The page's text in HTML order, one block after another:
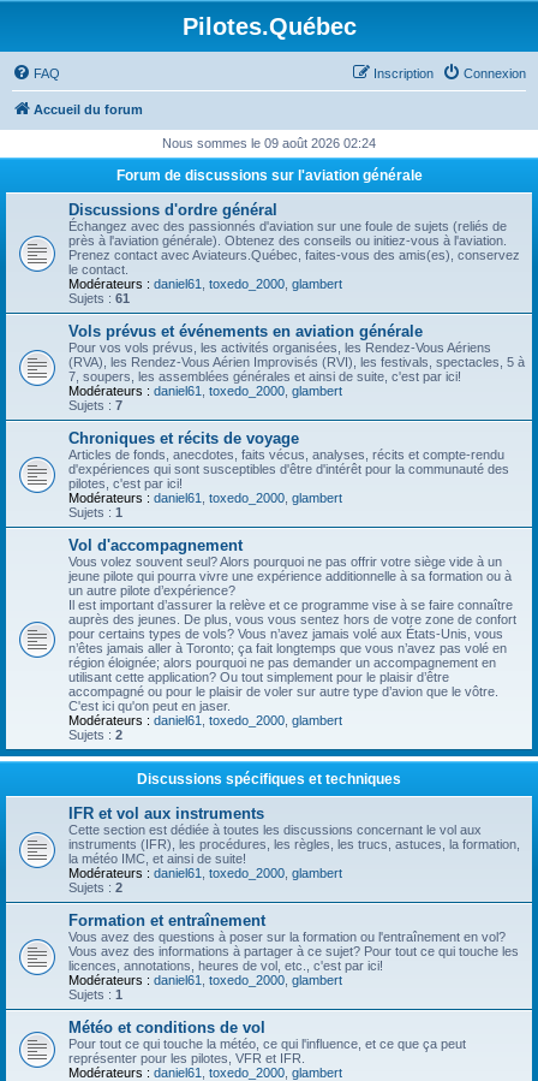
Pilotes.Québec
FAQ Connexion
Inscription
Accueil du forum
Nous sommes le 09 août 2026 02:24
Forum de discussions sur l'aviation générale
Discussions d'ordre général
Échangez avec des passionnés d'aviation sur une foule de sujets (reliés de
près à l'aviation générale). Obtenez des conseils ou initiez-vous à l'aviation.
Prenez contact avec Aviateurs.Québec, faites-vous des amis(es), conservez
le contact.
Modérateurs : daniel61 toxedo_2000 glambert
Sujets : 61
Vols prévus et événements en aviation générale
Pour vos vols prévus, les activités organisées, les Rendez-Vous Aériens
(RVA), les Rendez-Vous Aérien Improvisés (RVI), les festivals, spectacles, 5 à
7, soupers, les assemblées générales et ainsi de suite, c'est par ici!
Modérateurs : daniel61 toxedo_2000 glambert
Sujets : 7
Chroniques et récits de voyage
Articles de fonds, anecdotes, faits vécus, analyses, récits et compte-rendu
d'expériences qui sont susceptibles d'être d'intérêt pour la communauté des
pilotes, c'est par ici!
Modérateurs : daniel61 toxedo_2000 glambert
Sujets : 1
Vol d'accompagnement
Vous volez souvent seul? Alors pourquoi ne pas offrir votre siège vide à un
jeune pilote qui pourra vivre une expérience additionnelle à sa formation ou à
un autre pilote d’expérience?
Il est important d’assurer la relève et ce programme vise à se faire connaître
auprès des jeunes. De plus, vous vous sentez hors de votre zone de confort
pour certains types de vols? Vous n’avez jamais volé aux États-Unis, vous
n’êtes jamais aller à Toronto; ça fait longtemps que vous n’avez pas volé en
région éloignée; alors pourquoi ne pas demander un accompagnement en
utilisant cette application? Ou tout simplement pour le plaisir d’être
accompagné ou pour le plaisir de voler sur autre type d’avion que le vôtre.
C'est ici qu'on peut en jaser.
Modérateurs : daniel61 toxedo_2000 glambert
Sujets : 2
Discussions spécifiques et techniques
IFR et vol aux instruments
Cette section est dédiée à toutes les discussions concernant le vol aux
instruments (IFR), les procédures, les règles, les trucs, astuces, la formation,
la météo IMC, et ainsi de suite!
Modérateurs : daniel61 toxedo_2000 glambert
Sujets : 2
Formation et entraînement
Vous avez des questions à poser sur la formation ou l'entraînement en vol?
Vous avez des informations à partager à ce sujet? Pour tout ce qui touche les
licences, annotations, heures de vol, etc., c'est par ici!
Modérateurs : daniel61 toxedo_2000 glambert
Sujets : 1
Météo et conditions de vol
Pour tout ce qui touche la météo, ce qui l'influence, et ce que ça peut
représenter pour les pilotes, VFR et IFR.
Modérateurs : daniel61 toxedo_2000 glambert